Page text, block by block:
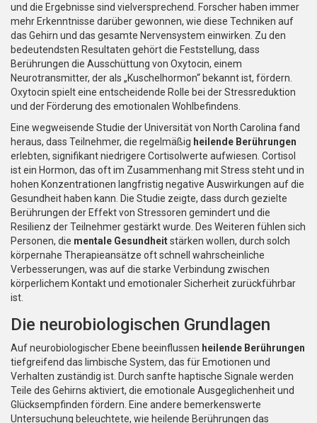
und die Ergebnisse sind vielversprechend. Forscher haben immer
mehr Erkenntnisse darüber gewonnen, wie diese Techniken auf
das Gehirn und das gesamte Nervensystem einwirken. Zu den
bedeutendsten Resultaten gehört die Feststellung, dass
Berührungen die Ausschüttung von Oxytocin, einem
Neurotransmitter, der als „Kuschelhormon“ bekannt ist, fördern.
Oxytocin spielt eine entscheidende Rolle bei der Stressreduktion
und der Förderung des emotionalen Wohlbefindens.
Eine wegweisende Studie der Universität von North Carolina fand
heraus, dass Teilnehmer, die regelmäßig heilende Berührungen
erlebten, signifikant niedrigere Cortisolwerte aufwiesen. Cortisol
ist ein Hormon, das oft im Zusammenhang mit Stress steht und in
hohen Konzentrationen langfristig negative Auswirkungen auf die
Gesundheit haben kann. Die Studie zeigte, dass durch gezielte
Berührungen der Effekt von Stressoren gemindert und die
Resilienz der Teilnehmer gestärkt wurde. Des Weiteren fühlen sich
Personen, die mentale Gesundheitstärken wollen, durch solch
körpernahe Therapieansätze oft schnell wahrscheinliche
Verbesserungen, was auf die starke Verbindung zwischen
körperlichem Kontakt und emotionaler Sicherheit zurückführbar
ist.
Die neurobiologischen Grundlagen
Auf neurobiologischer Ebene beeinflussen heilende Berührungen
tiefgreifend das limbische System, das für Emotionen und
Verhalten zuständig ist. Durch sanfte haptische Signale werden
Teile des Gehirns aktiviert, die emotionale Ausgeglichenheit und
Glücksempfinden fördern. Eine andere bemerkenswerte
Untersuchung beleuchtete, wie heilende Berührungen das